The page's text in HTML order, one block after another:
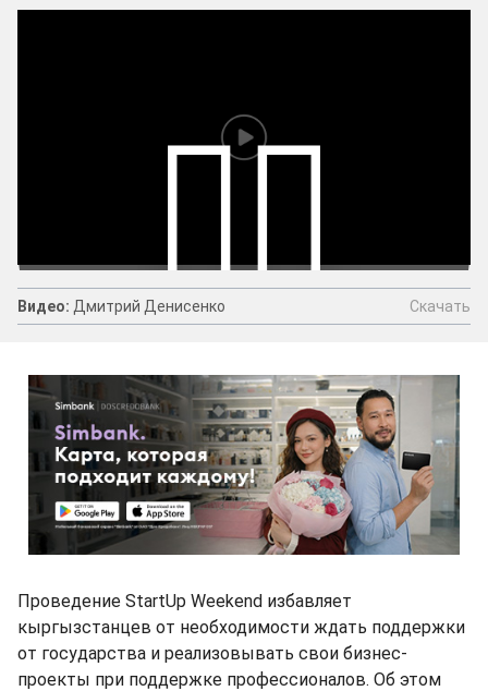
Видео: Дмитрий Денисенко
Видео: Дмитрий Денисенко Скачать
Проведение StartUp Weekend избавляет
кыргызстанцев от необходимости ждать поддержки
от государства и реализовывать свои бизнес-
проекты при поддержке профессионалов. Об этом